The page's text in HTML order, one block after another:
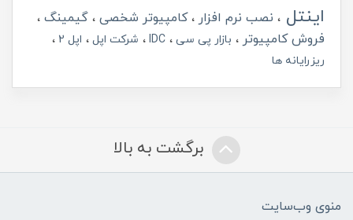
اینتل نصب نرم افزار کامپیوتر شخصی
گیمینگ
فروش کامپیوتر
بازار پی سی IDC شرکت اپل
اپل 2
ریزرایانه ها
برگشت به بالا
منوی وب‌سایت